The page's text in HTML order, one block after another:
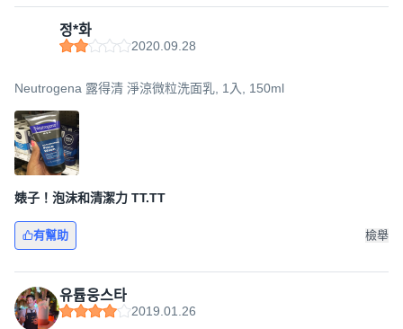
정*화
2020.09.28
Neutrogena 露得清 淨涼微粒洗面乳, 1入, 150ml
婊子！泡沫和清潔力 TT.TT
有幫助 檢舉
유튭웅스타
2019.01.26